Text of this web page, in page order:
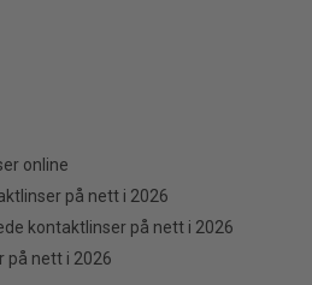
online
på nett i 2026
kontaktlinser på nett i 2026
på nett i 2026